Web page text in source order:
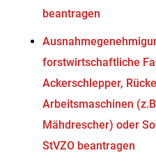
beantragen
forstwirtschaftliche
Ackerschlepper,
Arbeitsmaschinen
Mähdrescher) oder
StVZO beantragen